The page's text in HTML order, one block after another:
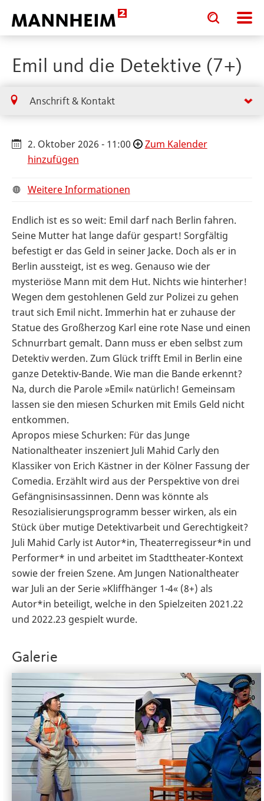
Toggle
search
input
Toggle
search
input
Emil und die Detektive (7+)
Anschrift & Kontakt
2. Oktober 2026 - 11:00
Zum Kalender
hinzufügen
Weitere Informationen
Endlich ist es so weit: Emil darf nach Berlin fahren.
Seine Mutter hat lange dafür gespart! Sorgfältig
befestigt er das Geld in seiner Jacke. Doch als er in
Berlin aussteigt, ist es weg. Genauso wie der
mysteriöse Mann mit dem Hut. Nichts wie hinterher!
Wegen dem gestohlenen Geld zur Polizei zu gehen
traut sich Emil nicht. Immerhin hat er zuhause der
Statue des Großherzog Karl eine rote Nase und einen
Schnurrbart gemalt. Dann muss er eben selbst zum
Detektiv werden. Zum Glück trifft Emil in Berlin eine
ganze Detektiv-Bande. Wie man die Bande erkennt?
Na, durch die Parole »Emil« natürlich! Gemeinsam
lassen sie den miesen Schurken mit Emils Geld nicht
entkommen.
Apropos miese Schurken: Für das Junge
Nationaltheater inszeniert Juli Mahid Carly den
Klassiker von Erich Kästner in der Kölner Fassung der
Comedia. Erzählt wird aus der Perspektive von drei
Gefängnisinsassinnen. Denn was könnte als
Resozialisierungsprogramm besser wirken, als ein
Stück über mutige Detektivarbeit und Gerechtigkeit?
Juli Mahid Carly ist Autor*in, Theaterregisseur*in und
Performer* in und arbeitet im Stadttheater-Kontext
sowie der freien Szene. Am Jungen Nationaltheater
war Juli an der Serie »Kliffhänger 1-4« (8+) als
Autor*in beteiligt, welche in den Spielzeiten 2021.22
und 2022.23 gespielt wurde.
Galerie